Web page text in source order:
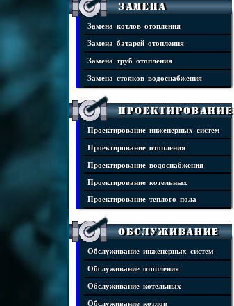
Замена
Замена котлов отопления
Замена батарей отопления
Замена труб отопления
Замена стояков водоснабжения
Проектирование
Проектирование инженерных систем
Проектирование отопления
Проектирование водоснабжения
Проектирование котельных
Проектирование теплого пола
Обслуживание
Обслуживание инженерных систем
Обслуживание отопления
Обслуживание котельных
Обслуживание котлов